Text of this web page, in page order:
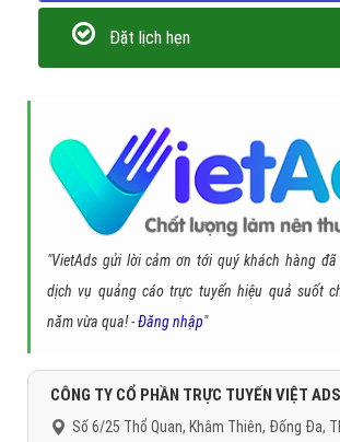
Đặt lịch hẹn
"VietAds gửi lời cảm ơn tới quý khách hàng
dịch vụ quảng cáo trực tuyến hiệu quả suốt
năm vừa qua! -Đăng nhập"
CÔNG TY CỔ PHẦN TRỰC TUYẾN VIỆT ADS
Số 6/25 Thổ Quan, Khâm Thiên, Đống Đa,